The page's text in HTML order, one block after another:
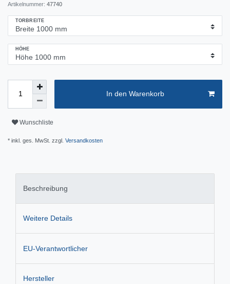
Artikelnummer: 47740
TORBREITE
HÖHE
In den Warenkorb
Wunschliste
* inkl. ges. MwSt. zzgl. Versandkosten
Beschreibung
Weitere Details
EU-Verantwortlicher
Hersteller